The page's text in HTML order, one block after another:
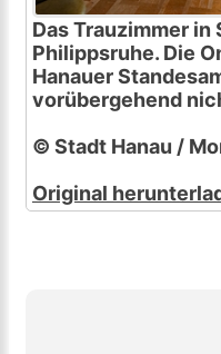
Das Trauzimmer in
Philippsruhe. Die
Hanauer
vorübergehend
© Stadt Hanau /
Original